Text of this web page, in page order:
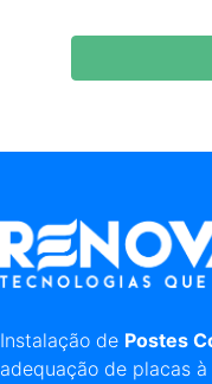
Instalação de Postes
adequação de placas à